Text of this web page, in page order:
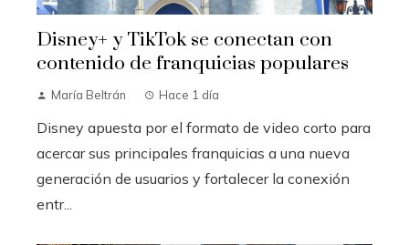
Disney+ y TikTok se conectan con
contenido de franquicias populares
María Beltrán Hace 1 día
Disney apuesta por el formato de video corto para
acercar sus principales franquicias a una nueva
generación de usuarios y fortalecer la conexión
entr...